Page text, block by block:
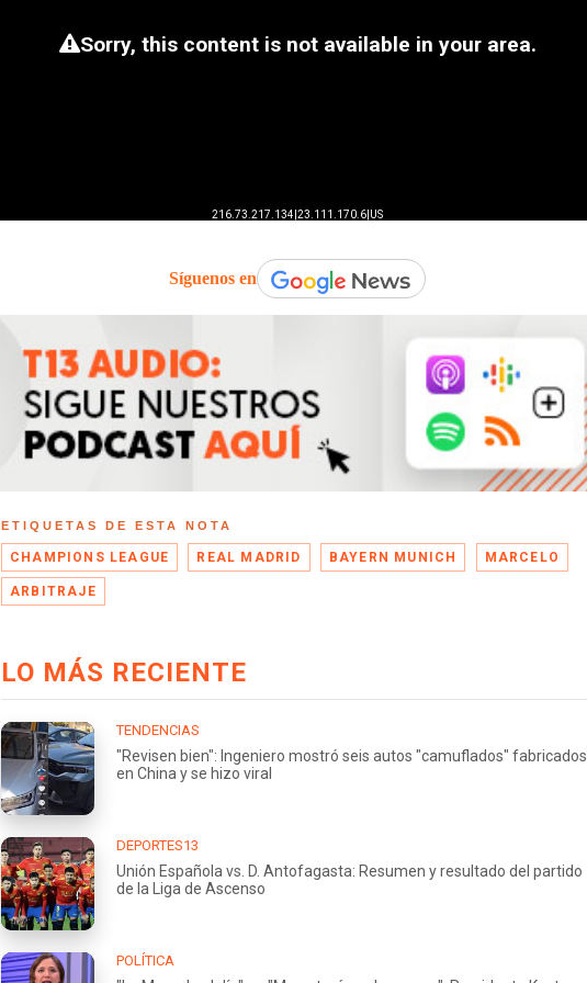
Síguenos en
ETIQUETAS DE ESTA NOTA
CHAMPIONS LEAGUE REAL MADRID BAYERN MUNICH MARCELO
ARBITRAJE
LO MÁS RECIENTE
TENDENCIAS
"Revisen bien": Ingeniero mostró seis autos "camuflados" fabricados
en China y se hizo viral
DEPORTES13
Unión Española vs. D. Antofagasta: Resumen y resultado del partido
de la Liga de Ascenso
POLÍTICA